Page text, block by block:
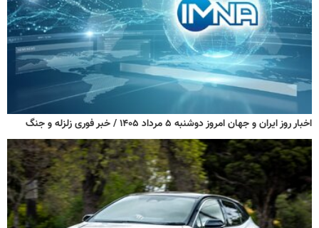
اخبار روز ایران و جهان امروز دوشنبه ۵ مرداد ۱۴۰۵ / خبر فوری زلزله و جنگ